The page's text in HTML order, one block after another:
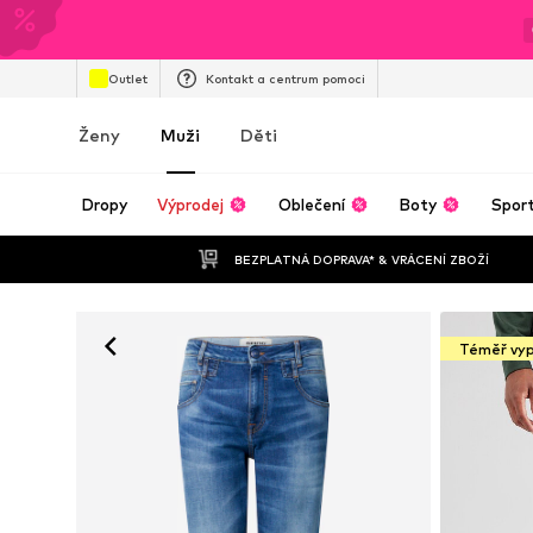
Outlet Kontakt a centrum pomoci
Ženy Muži Děti
Dropy Výprodej Oblečení Boty Sport
BEZPLATNÁ DOPRAVA* & VRÁCENÍ ZBOŽÍ
Téměř